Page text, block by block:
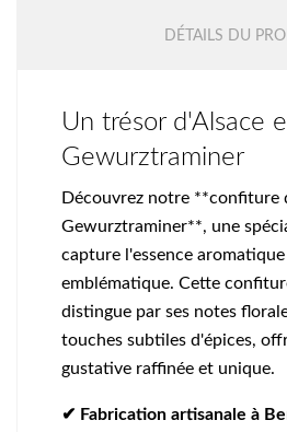
DÉTAILS DU
Un trésor d'Alsace
Gewurztraminer
Découvrez notre **confiture
Gewurztraminer**, une
capture l'essence aromatique
emblématique. Cette
distingue par ses notes
touches subtiles d'épices,
gustative raffinée et unique.
✔ Fabrication artisanale à